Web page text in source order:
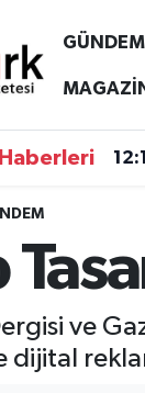
GÜNDEM
ve
dijital